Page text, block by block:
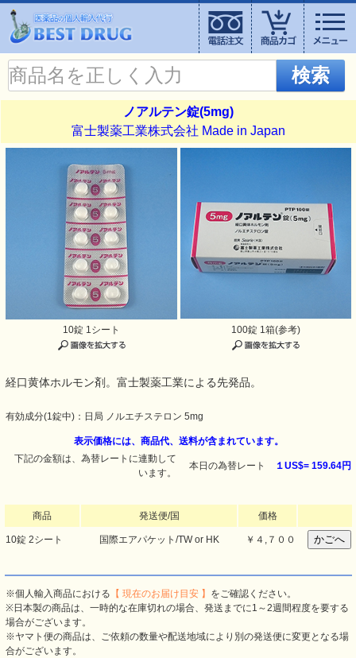
検索
ノアルテン錠(5mg)
富士製薬工業株式会社 Made in Japan
10錠 1シート 100錠 1箱(参考)
経口黄体ホルモン剤。富士製薬工業による先発品。
有効成分(1錠中)：日局 ノルエチステロン 5mg
表示価格には、商品代、送料が含まれています。
下記の金額は、為替レートに連動して
います。
本日の為替レート １US$= 159.64円
商品 発送便/国 価格
10錠 2シート 国際エアパケット/TW or HK ￥４,７００
※個人輸入商品における 【 現在のお届け目安 】 をご確認ください。
※日本製の商品は、一時的な在庫切れの場合、発送までに1～2週間程度を要する
場合がございます。
※ヤマト便の商品は、ご依頼の数量や配送地域により別の発送便に変更となる場
合がございます。